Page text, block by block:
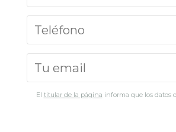
El titular de la página informa que los datos